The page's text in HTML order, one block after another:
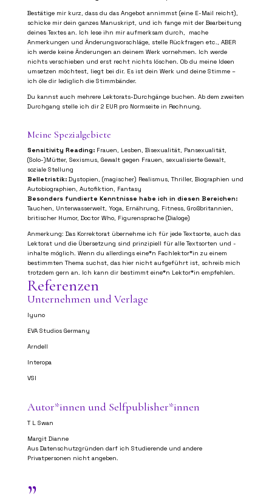
Bestätige mir kurz, dass du das Angebot annimmst (eine E-Mail reicht),
schicke mir dein ganzes Manuskript, und ich fange mit der Bearbeitung
deines Textes an. Ich lese ihn mir aufmerksam durch, mache
Anmerkungen und Änderungsvorschläge, stelle Rückfragen etc., ABER
ich werde keine Änderungen an deinem Werk vornehmen. Ich werde
nichts verschieben und erst recht nichts löschen. Ob du meine Ideen
umsetzen möchtest, liegt bei dir. Es ist dein Werk und deine Stimme –
ich öle dir lediglich die Stimmbänder.
Du kannst auch mehrere Lektorats-Durchgänge buchen. Ab dem zweiten
Durchgang stelle ich dir 2 EUR pro Normseite in Rechnung.
Meine Spezialgebiete
Sensitivity Reading: Frauen, Lesben, Bisexualität, Pansexualität,
(Solo-)Mütter, Sexismus, Gewalt gegen Frauen, sexualisierte Gewalt,
soziale Stellung
Belletristik:Dystopien, (magischer) Realismus, Thriller, Biographien und
Autobiographien, Autofiktion, Fantasy
Besonders fundierte Kenntnisse habe ich in diesen Bereichen:
Tauchen, Unterwasserwelt, Yoga, Ernährung, Fitness, Großbritannien,
britischer Humor, Doctor Who, Figurensprache (Dialoge)
Anmerkung: Das Korrektorat übernehme ich für jede Textsorte, auch das
Lektorat und die Übersetzung sind prinzipiell für alle Textsorten und -
inhalte möglich. Wenn du allerdings eine*n Fachlektor*in zu einem
bestimmten Thema suchst, das hier nicht aufgeführt ist, schreib mich
trotzdem gern an. Ich kann dir bestimmt eine*n Lektor*in empfehlen.
Referenzen
Unternehmen und Verlage
Iyuno
EVA Studios Germany
Arndell
Interopa
VSI
Autor*innen und Selfpublisher*innen
T L Swan
Margit Dianne
Aus Datenschutzgründen darf ich Studierende und andere
Privatpersonen nicht angeben.